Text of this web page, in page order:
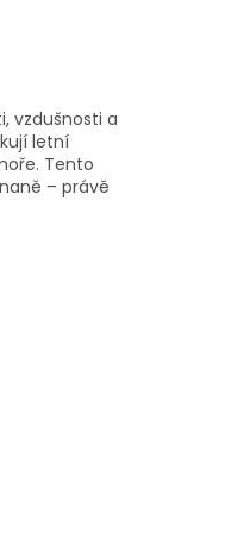
vzdušnosti a
letní
Tento
– právě